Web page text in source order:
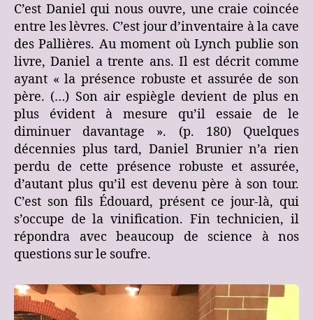
C’est Daniel qui nous ouvre, une craie coincée
entre les lèvres. C’est jour d’inventaire à la cave
des Pallières. Au moment où Lynch publie son
livre, Daniel a trente ans. Il est décrit comme
ayant « la présence robuste et assurée de son
père. (…) Son air espiègle devient de plus en
plus évident à mesure qu’il essaie de le
diminuer davantage ». (p. 180) Quelques
décennies plus tard, Daniel Brunier n’a rien
perdu de cette présence robuste et assurée,
d’autant plus qu’il est devenu père à son tour.
C’est son fils Édouard, présent ce jour-là, qui
s’occupe de la vinification. Fin technicien, il
répondra avec beaucoup de science à nos
questions sur le soufre.